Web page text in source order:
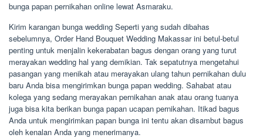
bunga papan pernikahan online lewat Asmaraku.
Kirim karangan bunga wedding Seperti yang sudah dibahas
sebelumnya, Order Hand Bouquet Wedding Makassar ini betul-betul
penting untuk menjalin kekerabatan bagus dengan orang yang turut
merayakan wedding hal yang demikian. Tak sepatutnya mengetahui
pasangan yang menikah atau merayakan ulang tahun pernikahan dulu
baru Anda bisa mengirimkan bunga papan wedding. Sahabat atau
kolega yang sedang merayakan pernikahan anak atau orang tuanya
juga bisa kita berikan bunga papan ucapan pernikahan. Itikad bagus
Anda untuk mengirimkan papan bunga ini tentu akan disambut bagus
oleh kenalan Anda yang menerimanya.